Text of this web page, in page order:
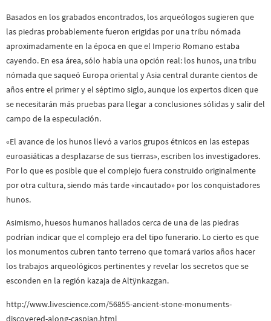
Basados en los grabados encontrados, los arqueólogos sugieren que
las piedras probablemente fueron erigidas por una tribu nómada
aproximadamente en la época en que el Imperio Romano estaba
cayendo. En esa área, sólo había una opción real: los hunos, una tribu
nómada que saqueó Europa oriental y Asia central durante cientos de
años entre el primer y el séptimo siglo, aunque los expertos dicen que
se necesitarán más pruebas para llegar a conclusiones sólidas y salir del
campo de la especulación.
«El avance de los hunos llevó a varios grupos étnicos en las estepas
euroasiáticas a desplazarse de sus tierras», escriben los investigadores.
Por lo que es posible que el complejo fuera construido originalmente
por otra cultura, siendo más tarde «incautado» por los conquistadores
hunos.
Asimismo, huesos humanos hallados cerca de una de las piedras
podrían indicar que el complejo era del tipo funerario. Lo cierto es que
los monumentos cubren tanto terreno que tomará varios años hacer
los trabajos arqueológicos pertinentes y revelar los secretos que se
esconden en la región kazaja de Altÿnkazgan.
http://www.livescience.com/56855-ancient-stone-monuments-
discovered-along-caspian.html